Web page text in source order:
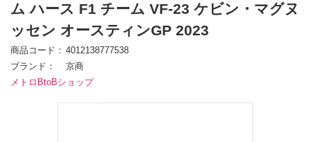
ム ハース F1 チーム VF-23 ケビン・マグヌ
ッセン オースティンGP 2023
商品コード
4012138777538
ブランド
京商
メトロBtoBショップ